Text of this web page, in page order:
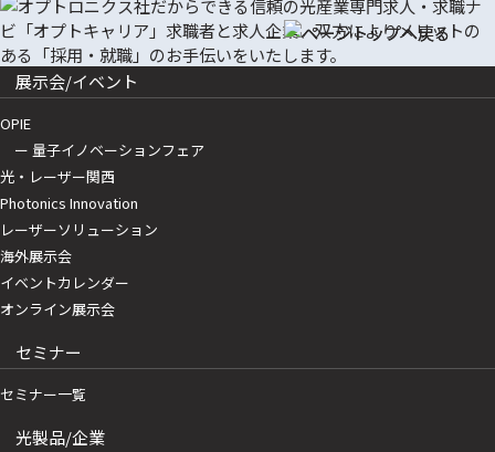
展示会/イベント
OPIE
ー 量子イノベーションフェア
光・レーザー関西
Photonics Innovation
レーザーソリューション
海外展示会
イベントカレンダー
オンライン展示会
セミナー
セミナー一覧
光製品/企業